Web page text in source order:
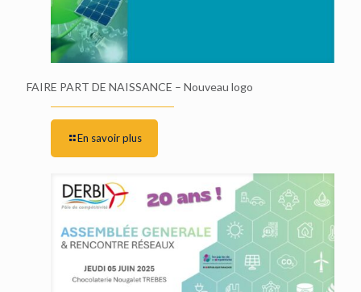
FAIRE PART DE NAISSANCE – Nouveau logo
En savoir plus